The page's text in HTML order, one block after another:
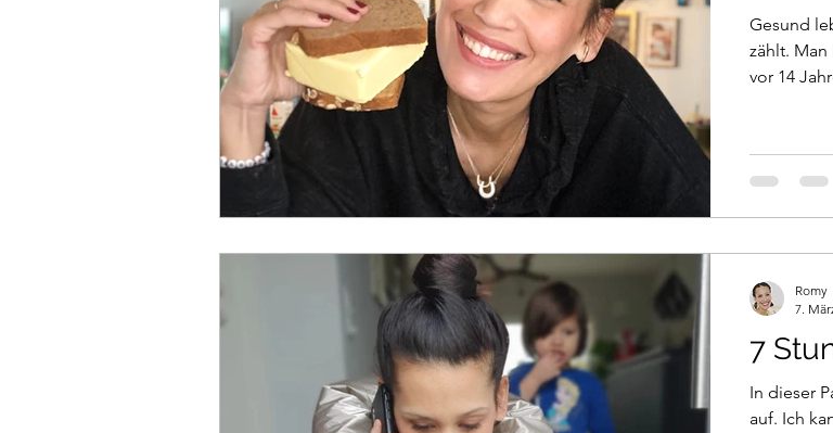
Gesund
zählt.
vor 14
7
In dieser
auf. Ich
Romy
7.